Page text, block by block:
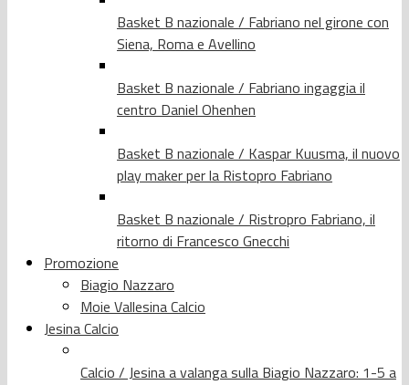
Basket B nazionale / Fabriano nel girone con
Siena, Roma e Avellino
Basket B nazionale / Fabriano ingaggia il
centro Daniel Ohenhen
Basket B nazionale / Kaspar Kuusma, il nuovo
play maker per la Ristopro Fabriano
Basket B nazionale / Ristropro Fabriano, il
ritorno di Francesco Gnecchi
Promozione
Biagio Nazzaro
Moie Vallesina Calcio
Jesina Calcio
Calcio / Jesina a valanga sulla Biagio Nazzaro: 1-5 a